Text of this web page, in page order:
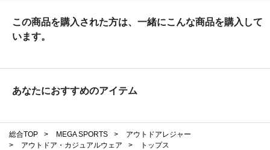
この商品を購入された方は、一緒にこんな商品を購入して
います。
あなたにおすすめのアイテム
総合TOP > MEGA SPORTS >
アウトドアレジャー
>
アウトドア・カジュアルウェア >
トップス